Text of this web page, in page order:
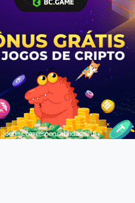
Jogue com responsabilidade. 18+